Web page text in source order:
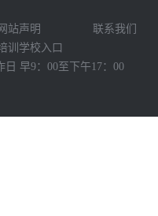
站声明
联系我们
训学校入口
日 早9：00至下午17：00